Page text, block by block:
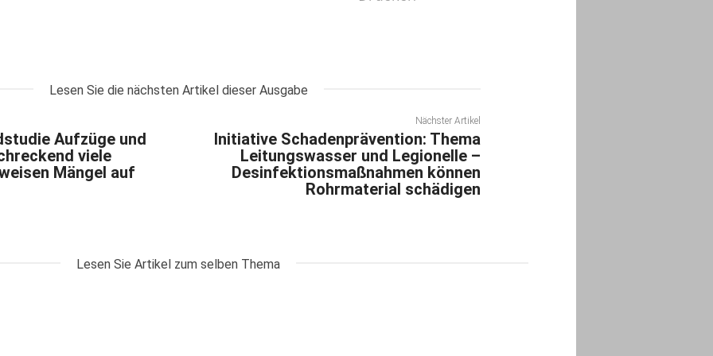
Lesen Sie die nächsten Artikel dieser Ausgabe
Aufzüge und
viele
Mängel auf
Nächster Artikel
Initiative Schadenprävention: Thema
Leitungswasser und Legionelle –
Desinfektionsmaßnahmen können
Rohrmaterial schädigen
Lesen Sie Artikel zum selben Thema